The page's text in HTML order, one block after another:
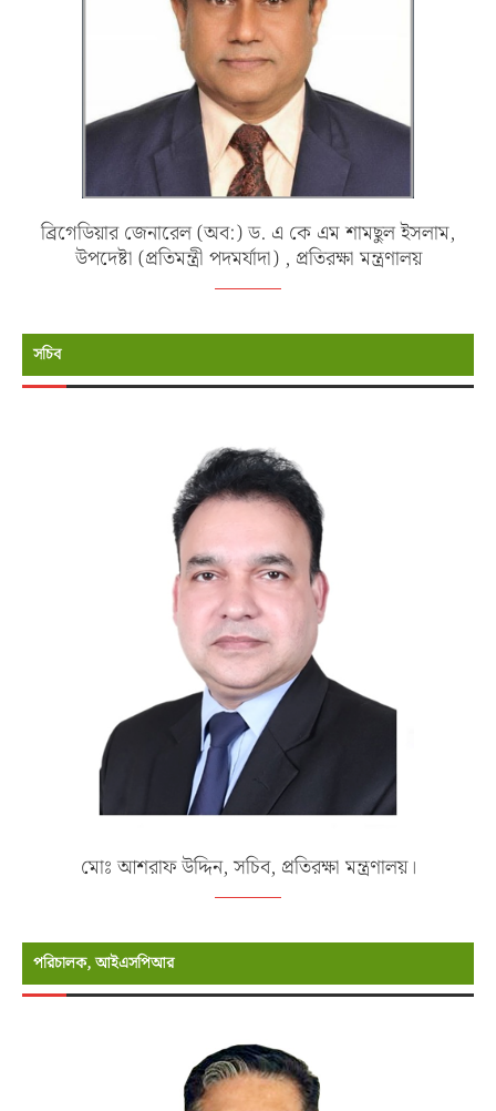
ব্রিগেডিয়ার জেনারেল (অব:) ড. এ কে এম শামছুল ইসলাম,
উপদেষ্টা (প্রতিমন্ত্রী পদমর্যাদা) , প্রতিরক্ষা মন্ত্রণালয়
সচিব
মোঃ আশরাফ উদ্দিন, সচিব, প্রতিরক্ষা মন্ত্রণালয়।
পরিচালক, আইএসপিআর